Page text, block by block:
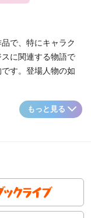
で、特にキャラク
に関連する物語で
す。登場人物の如
もっと見る